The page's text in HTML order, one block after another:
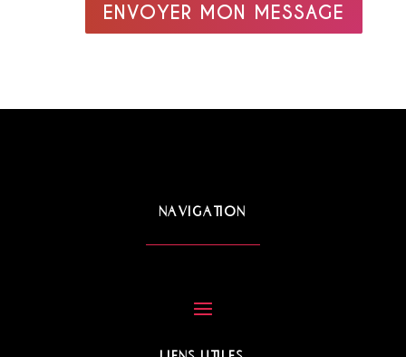
ENVOYER MON MESSAGE
NAVIGATION